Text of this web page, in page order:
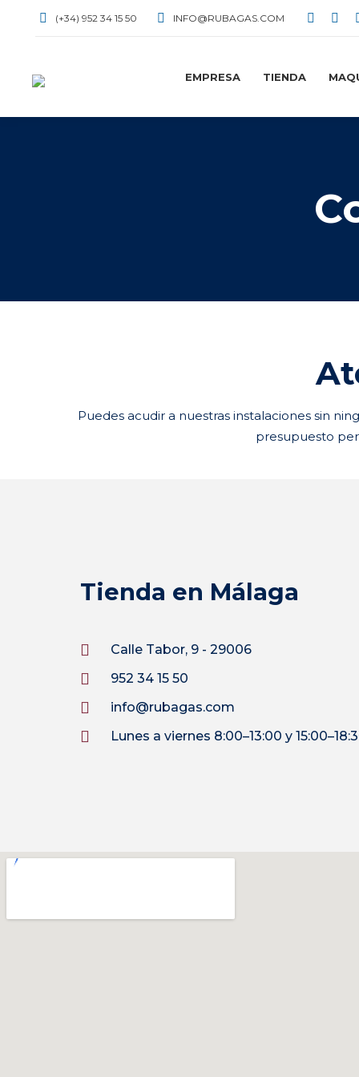
(+34) 952 34 15 50 INFO@RUBAGAS.COM
EMPRESA TIENDA
Puedes acudir a nuestras instalaciones sin
presupuesto
Tienda en Málaga
Calle Tabor, 9 - 29006
952 34 15 50
info@rubagas.com
Lunes a viernes 8:00–13:00 y